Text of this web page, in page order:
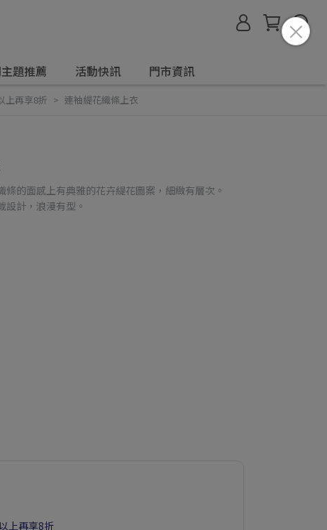
題推薦 活動快訊 門市資訊
上再享8折 連袖緹花織條上衣
條的面感上有典雅的花卉緹花圖案，細緻有層次。
設計，浪漫有型。
上再享8折